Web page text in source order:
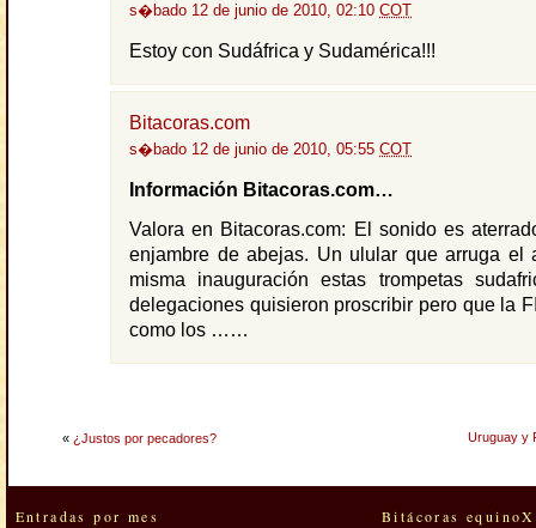
s�bado 12 de junio de 2010, 02:10 COT
Estoy con Sudáfrica y Sudamérica!!!
Bitacoras.com
s�bado 12 de junio de 2010, 05:55 COT
Información Bitacoras.com…
Valora en Bitacoras.com: El sonido es
enjambre de abejas. Un ulular que arruga el
misma inauguración estas trompetas
delegaciones quisieron proscribir pero que la
como los ……
« ¿Justos por pecadores? Uruguay y
Entradas por mes Bitácoras